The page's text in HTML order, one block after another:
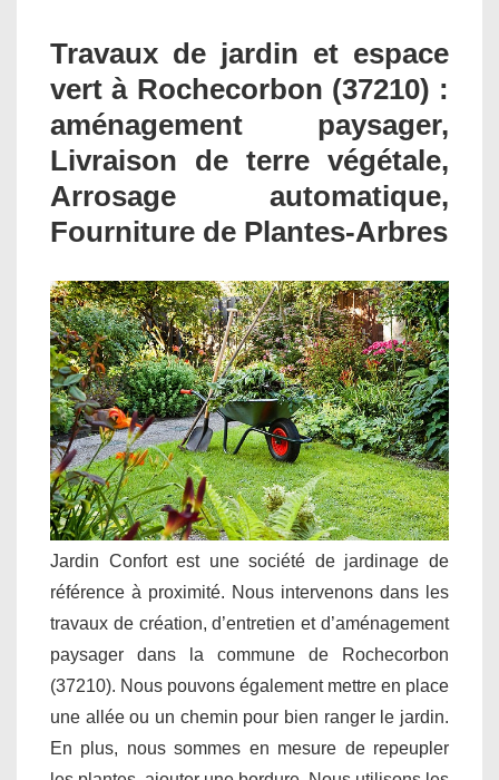
Travaux de jardin et espace
vert à Rochecorbon (37210) :
aménagement paysager,
Livraison de terre végétale,
Arrosage automatique,
Fourniture de Plantes-Arbres
Jardin Confort est une société de jardinage de
référence à proximité. Nous intervenons dans les
travaux de création, d’entretien et d’aménagement
paysager dans la commune de Rochecorbon
(37210). Nous pouvons également mettre en place
une allée ou un chemin pour bien ranger le jardin.
En plus, nous sommes en mesure de repeupler